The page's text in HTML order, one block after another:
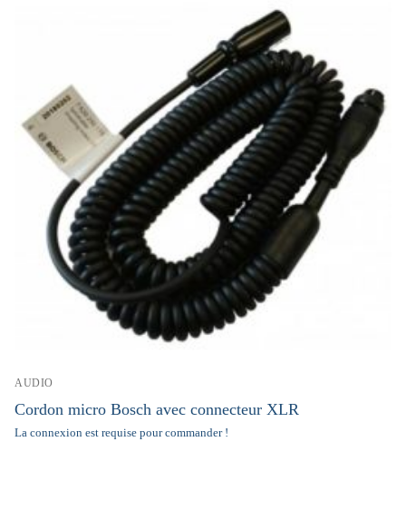
AUDIO
Cordon micro Bosch avec connecteur XLR
La connexion est requise pour commander !